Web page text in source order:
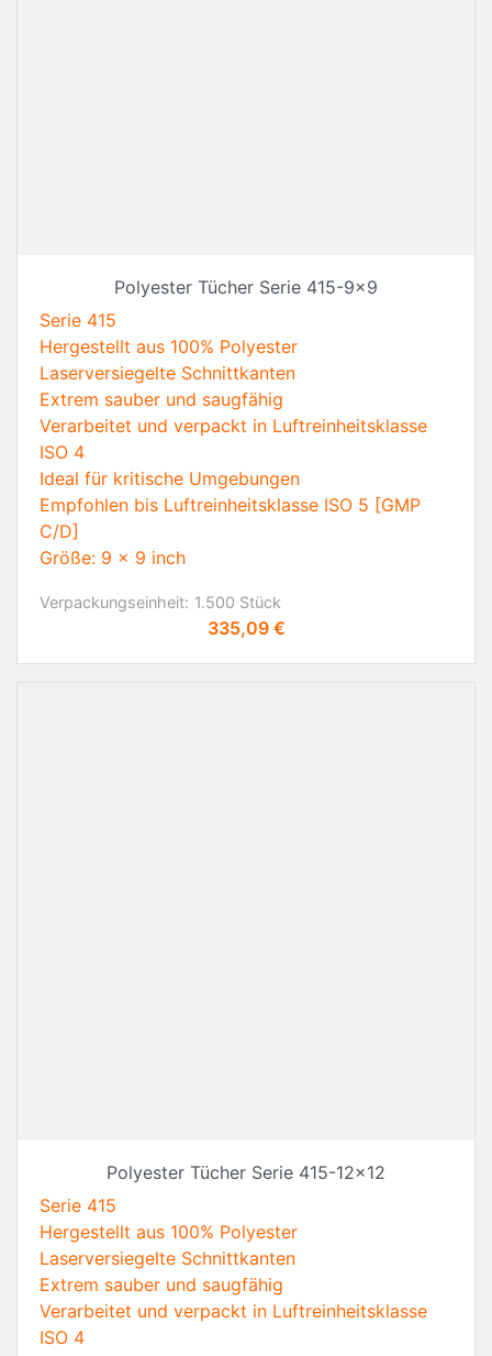
Polyester Tücher Serie 415-9x9
Serie 415
Hergestellt aus 100% Polyester
Laserversiegelte Schnittkanten
Extrem sauber und saugfähig
Verarbeitet und verpackt in Luftreinheitsklasse
ISO 4
Ideal für kritische Umgebungen
Empfohlen bis Luftreinheitsklasse ISO 5 [GMP
C/D]
Größe: 9 x 9 inch
Verpackungseinheit: 1.500 Stück
Preis
335,09 €
Polyester Tücher Serie 415-12x12
Serie 415
Hergestellt aus 100% Polyester
Laserversiegelte Schnittkanten
Extrem sauber und saugfähig
Verarbeitet und verpackt in Luftreinheitsklasse
ISO 4